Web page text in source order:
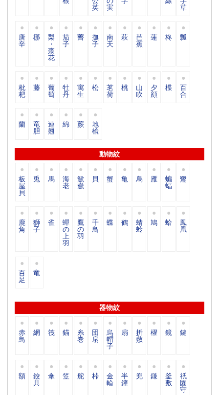
英 実 草
唐
辛
梛 梨
・
柰
花
茄
子
薺 撫
子
南
天
萩 芭
蕉
蓮 柊 瓢
枇
杷
藤 葡
萄
牡
丹
寓
生
松 茗
荷
桃 山
吹
夕
顔
楪 百
合
蘭 竜
胆
連
翹
綿 蕨 地
楡
動物紋
板
屋
貝
兎 馬 海
老
鴛
鴦
貝 蟹 亀 烏 雁 蝙
蝠
鷺
鹿
角
獅
子
雀 蟬
の
上
羽
鷹
の
羽
千
鳥
蝶 鶴 蜻
蛉
鳩 蛤 鳳
凰
百
足
竜
器物紋
赤
鳥
網 筏 錨 糸
巻
団
扇
烏
帽
子
扇 折
敷
櫂 鏡 鍵
額 鉸
具
傘 笠 舵 桛 金
輪
半
鐘
兜 鎌 釜
敷
祇
園
守